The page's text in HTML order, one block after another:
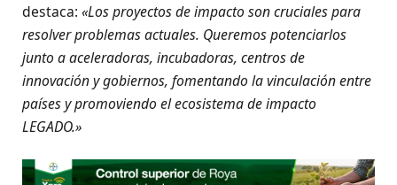
destaca: «Los proyectos de impacto son cruciales para
resolver problemas actuales. Queremos potenciarlos
junto a aceleradoras, incubadoras, centros de
innovación y gobiernos, fomentando la vinculación entre
países y promoviendo el ecosistema de impacto
LEGADO.»